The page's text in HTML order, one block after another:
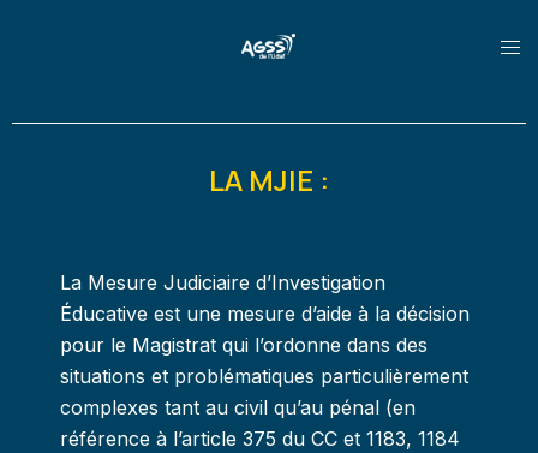
LA MJIE :
La Mesure Judiciaire d’Investigation
Éducative est une mesure d’aide à la décision
pour le Magistrat qui l’ordonne dans des
situations et problématiques particulièrement
complexes tant au civil qu’au pénal (en
référence à l’article 375 du CC et 1183, 1184